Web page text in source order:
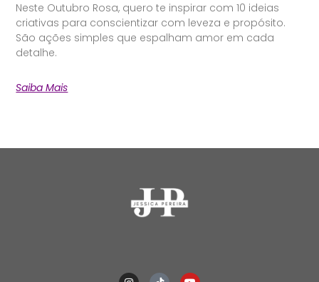
Neste Outubro Rosa, quero te inspirar com 10 ideias
criativas para conscientizar com leveza e propósito.
São ações simples que espalham amor em cada
detalhe.
Saiba Mais